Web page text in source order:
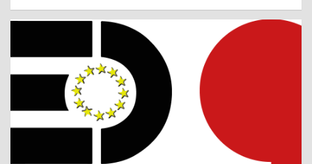
i
l
,